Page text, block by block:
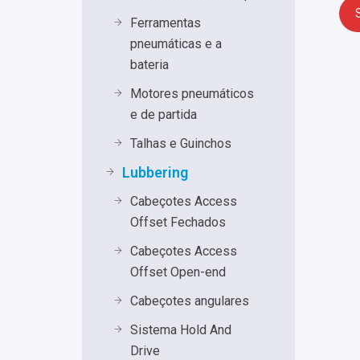
Ferramentas
pneumáticas e a
bateria
Motores pneumáticos
e de partida
Talhas e Guinchos
Lubbering
Cabeçotes Access
Offset Fechados
Cabeçotes Access
Offset Open-end
Cabeçotes angulares
Sistema Hold And
Drive